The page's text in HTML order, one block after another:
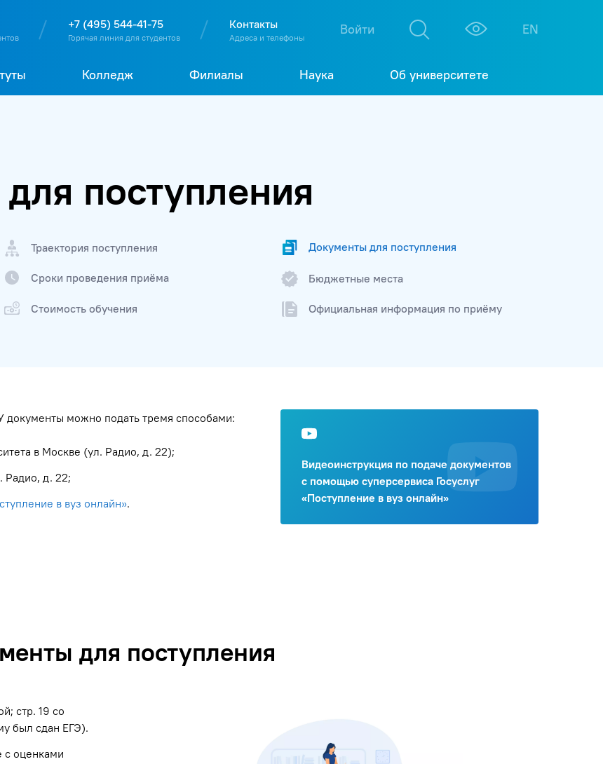
О Т
+7 (495) 544-41-75
Горячая линия для студентов
Контакты
Адреса и телефоны
Войти EN
Колледж Филиалы Наука Об университете
поступления
Траектория поступления Документы для поступления
Сроки проведения приёма Бюджетные места
Стоимость обучения Официальная информация по приёму
можно подать тремя способами:
в Москве (ул. Радио, д. 22);
Радио, д. 22;
в вуз онлайн».
Видеоинструкция по подаче документов
с помощью суперсервиса Госуслуг
«Поступление в вуз онлайн»
для поступления
стр. 19 со
был сдан ЕГЭ).
с оценками